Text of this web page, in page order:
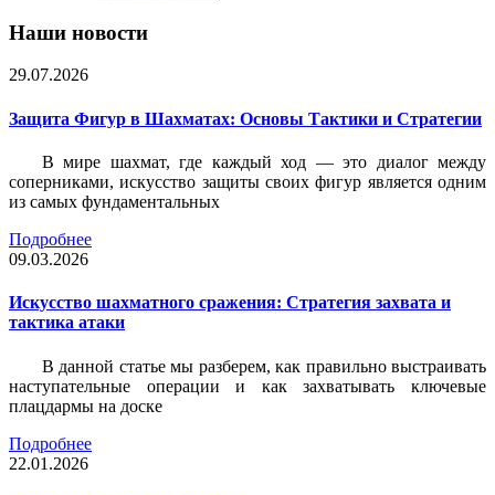
Наши новости
29.07.2026
Защита Фигур в Шахматах: Основы Тактики и Стратегии
В мире шахмат, где каждый ход — это диалог между
соперниками, искусство защиты своих фигур является одним
из самых фундаментальных
Подробнее
09.03.2026
Искусство шахматного сражения: Стратегия захвата и
тактика атаки
В данной статье мы разберем, как правильно выстраивать
наступательные операции и как захватывать ключевые
плацдармы на доске
Подробнее
22.01.2026